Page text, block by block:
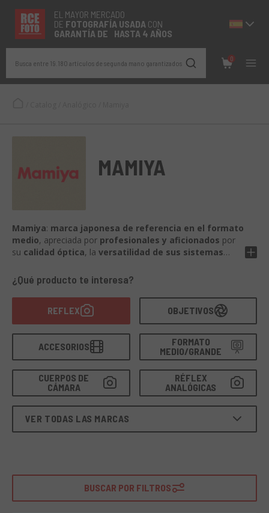
EL MAYOR MERCADO
DE FOTOGRAFÍA USADA CON
GARANTÍA DE HASTA 4 AÑOS
Busca entre 19.180 artículos de segunda mano garantizados
0
MAMIYA
Mamiya: marca japonesa de referencia en el formato
medio, apreciada por profesionales y aficionados por
su calidad óptica, la versatilidad de sus sistemas
lascélebres RB67 y RZ67hasta las
Mamiya
fotografía analógica. En elcatálogo de RCE Foto
encontraráscámaras y objetivos Mamiya usados,
cuidadosamenteseleccionados, probados por nuestros
técnicosycubiertos por garantía, para unacompra
segura, sostenibley con un encanto atemporal.
¿Qué producto te interesa?
REFLEX OBJETIVOS
ACCESORIOS
FORMATO
MEDIO/GRANDE
CUERPOS DE
CÁMARA
RÉFLEX
ANALÓGICAS
VER TODAS LAS MARCAS
BUSCAR POR FILTROS